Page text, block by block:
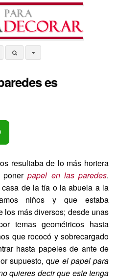
es
resultaba de lo más hortera
ponerpapel en las paredes.
de la tía o la abuela a la
niños y que estaba
los más diversos; desde unas
temas geométricos hasta
que rococó y sobrecargado
hasta papeles de ante de
supuesto, que el papel para
quieres decir que este tenga